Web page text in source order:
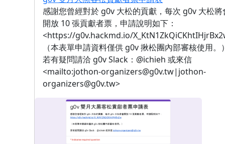
感謝您曾經對於 g0v 大松的貢獻，每次 g0v 大松將
開放 10 張貢獻者票，申請說明如下：
<https://g0v.hackmd.io/
（本表單申請資料僅供 g0v 揪松團內部審核使用。
若有疑問請洽 g0v Slack：@ichieh 或來信
<mailto:jothon-organizers@g0v.tw|jothon-
organizers@g0v.tw>